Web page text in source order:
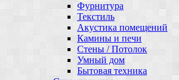
Фурнитура
Текстиль
Акустика помещений
Камины и печи
Стены / Потолок
Умный дом
Бытовая техника